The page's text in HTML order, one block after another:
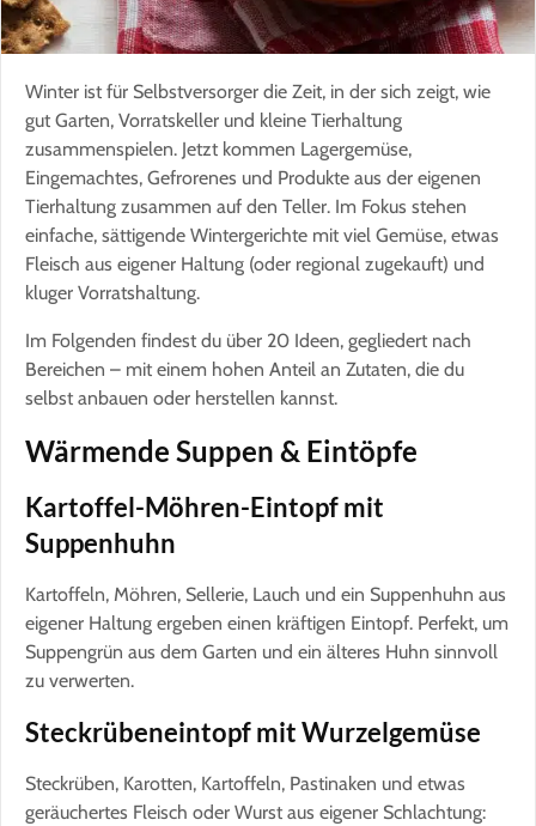
Winter ist für Selbstversorger die Zeit, in der sich zeigt, wie
gut Garten, Vorratskeller und kleine Tierhaltung
zusammenspielen. Jetzt kommen Lagergemüse,
Eingemachtes, Gefrorenes und Produkte aus der eigenen
Tierhaltung zusammen auf den Teller. Im Fokus stehen
einfache, sättigende Wintergerichte mit viel Gemüse, etwas
Fleisch aus eigener Haltung (oder regional zugekauft) und
kluger Vorratshaltung.
Im Folgenden findest du über 20 Ideen, gegliedert nach
Bereichen – mit einem hohen Anteil an Zutaten, die du
selbst anbauen oder herstellen kannst.
Wärmende Suppen & Eintöpfe
Kartoffel-Möhren-Eintopf mit
Suppenhuhn
Kartoffeln, Möhren, Sellerie, Lauch und ein Suppenhuhn aus
eigener Haltung ergeben einen kräftigen Eintopf. Perfekt, um
Suppengrün aus dem Garten und ein älteres Huhn sinnvoll
zu verwerten.
Steckrübeneintopf mit Wurzelgemüse
Steckrüben, Karotten, Kartoffeln, Pastinaken und etwas
geräuchertes Fleisch oder Wurst aus eigener Schlachtung: